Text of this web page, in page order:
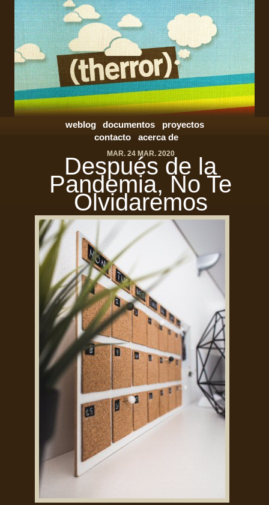
weblog documentos
proyectos
contacto
acerca de
MAR. 24 MAR. 2020
Después de la
Pandemia, No Te
Olvidaremos